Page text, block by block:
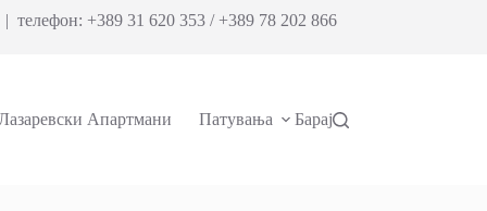
телефон: +389 31 620 353 / +389 78 202 866
Апартмани Патувања Барај